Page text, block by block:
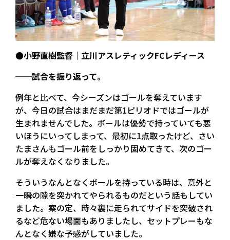
●小野直樹監督｜立川アスレティックFCレディース
──試合を振り返って。
例年と比べて、今シーズンはゴールを奪えています
が、今日の試合はまだまだ第1ピリオドではゴールが
生まれませんでした。ボールは優勢で持っていても悪
いほうにいってしまって、最初に1点取ったけど、さい
たまさんもゴール前をしっかり固めてきて、次のゴー
ルが奪えなくなりました。
そういうなんとなくボールを持っている時は、意外と
一瞬の隙を突かれてやられるものだという話もしてい
ました。案の定、時々裏に走られてサイドを突破され
るなど危ない場面もありましたし、セットプレーもな
んとなく嫌な予感がしていました。